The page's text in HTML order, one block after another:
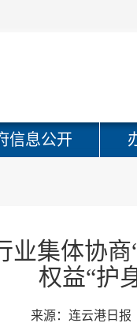
信息公开
集体协
权益“护
来源： 连云港日报